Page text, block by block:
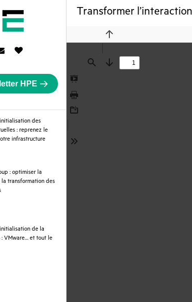
Find
Previous
Next
Presentation
Mode
Print
Transformer
Email
Link
HPE
des
: reprenez le
infrastructure
: optimiser la
transformation des
webpage
de la
VMware… et tout le